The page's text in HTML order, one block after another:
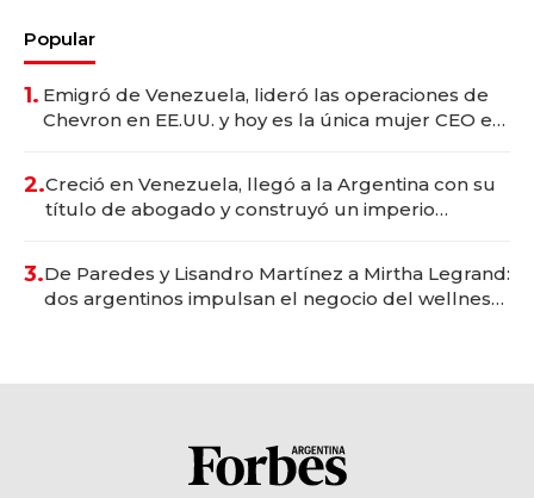
Popular
1. Emigró de Venezuela, lideró las operaciones de
Chevron en EE.UU. y hoy es la única mujer CEO en
2.Creció en Venezuela, llegó a la Argentina con su
título de abogado y construyó un imperio
3.De Paredes y Lisandro Martínez a Mirtha Legrand:
dos argentinos impulsan el negocio del wellness